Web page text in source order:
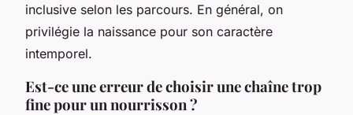
inclusive selon les parcours. En général, on
privilégie la naissance pour son caractère
intemporel.
Est-ce une erreur de choisir une chaîne trop
fine pour un nourrisson ?